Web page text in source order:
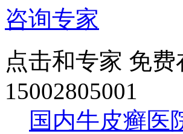
咨询专家
点击和专家 免
15002805001
国内牛皮癣医